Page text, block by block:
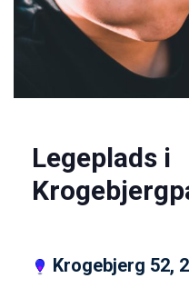
Legeplads i
Krogebjerg 52,